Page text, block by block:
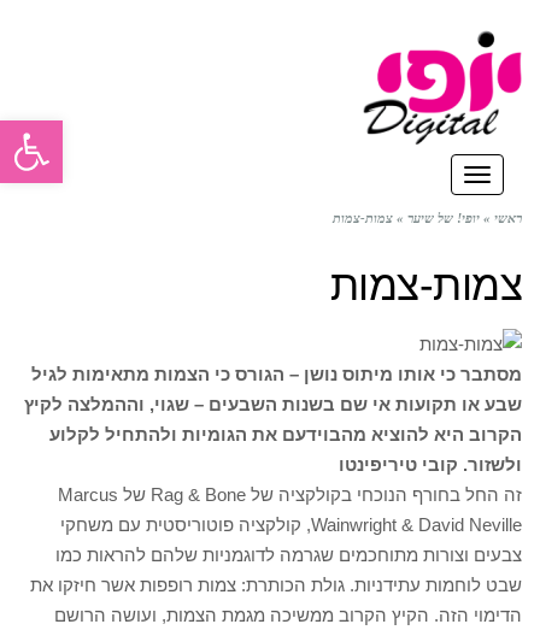
תפריט
ראשי » יופי! של שיער » צמות-צמות
צמות-צמות
מסתבר כי אותו מיתוס נושן – הגורס כי הצמות מתאימות לגיל
שבע או תקועות אי שם בשנות השבעים – שגוי, וההמלצה לקיץ
הקרוב היא להוציא מהבוידעם את הגומיות ולהתחיל לקלוע
ולשזור. קובי טיריפינטו
זה החל בחורף הנוכחי בקולקציה של Rag & Bone של Marcus
Wainwright & David Neville, קולקציה פוטוריסטית עם משחקי
צבעים וצורות מתוחכמים שגרמה לדוגמניות שלהם להראות כמו
שבט לוחמות עתידניות. גולת הכותרת: צמות רופפות אשר חיזקו את
הדימוי הזה. הקיץ הקרוב ממשיכה מגמת הצמות, ועושה הרושם
פתח